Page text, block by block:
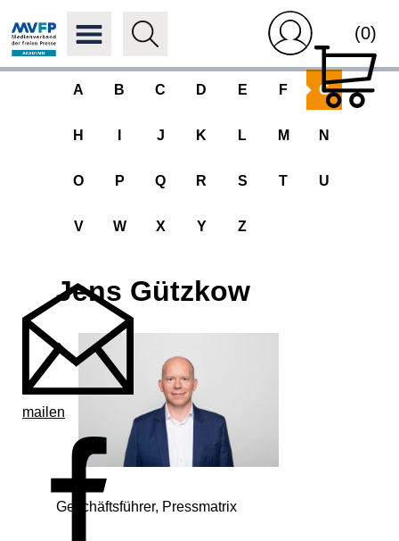
(0)
A B C D E F G
H J K L M N
O P Q R S T U
V W X Y Z
mailen
Jens Gützkow
Geschäftsführer, Pressmatrix